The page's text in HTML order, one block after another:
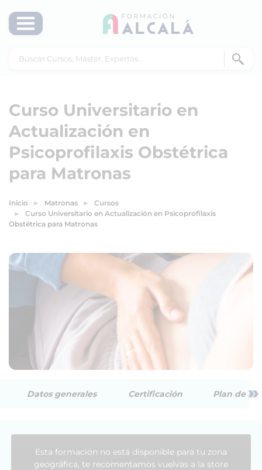
Curso Universitario en
Actualización en
Psicoprofilaxis Obstétrica
para Matronas
Inicio Matronas
Cursos
Curso Universitario en Actualización en Psicoprofilaxis
Obstétrica para Matronas
Datos generales Certificación Plan de »
Esta formación no está disponible para tu zona
geográfica, te recomentamos vuelvas a la store